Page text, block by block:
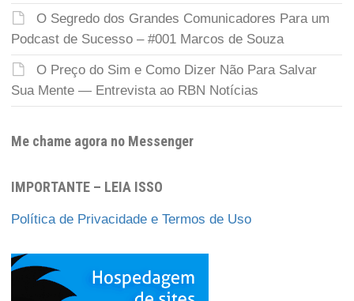
O Segredo dos Grandes Comunicadores Para um
Podcast de Sucesso – #001 Marcos de Souza
O Preço do Sim e Como Dizer Não Para Salvar
Sua Mente — Entrevista ao RBN Notícias
Me chame agora no Messenger
IMPORTANTE – LEIA ISSO
Política de Privacidade e Termos de Uso